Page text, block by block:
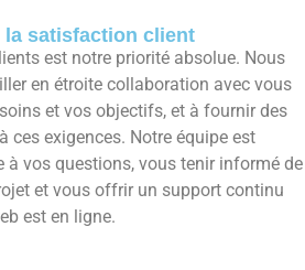
la satisfaction client
est notre priorité absolue. Nous
en étroite collaboration avec vous
et vos objectifs, et à fournir des
ces exigences. Notre équipe est
à vos questions, vous tenir informé de
et vous offrir un support continu
est en ligne.